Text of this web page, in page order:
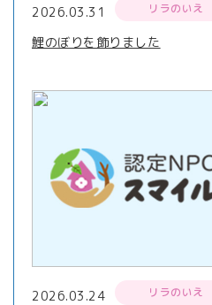
2026.03.31 リラのいえ
鯉のぼりを飾りました
2026.03.24 リラのいえ